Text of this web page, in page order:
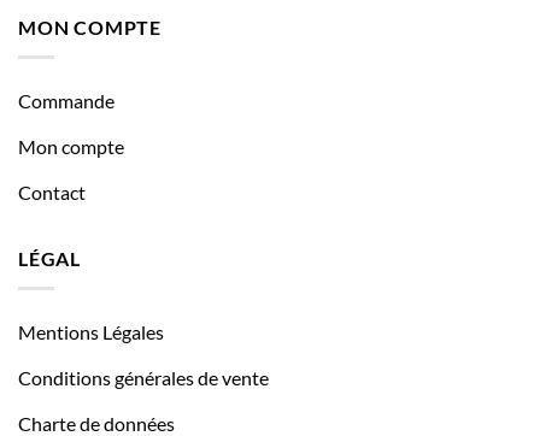
MON COMPTE
Commande
Mon compte
Contact
LÉGAL
Mentions Légales
Conditions générales de vente
Charte de données